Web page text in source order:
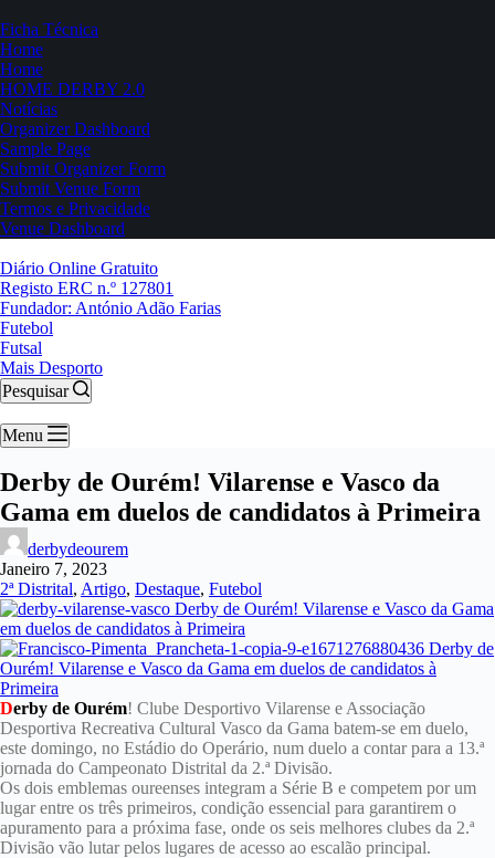
Ficha Técnica
Home
Home
HOME DERBY 2.0
Notícias
Organizer Dashboard
Sample Page
Submit Organizer Form
Submit Venue Form
Termos e Privacidade
Venue Dashboard
Diário Online Gratuito
Registo ERC n.º 127801
Fundador: António Adão Farias
Futebol
Futsal
Mais Desporto
Pesquisar
Menu
Derby de Ourém! Vilarense e Vasco da
Gama em duelos de candidatos à Primeira
derbydeourem
Janeiro 7, 2023
2ª Distrital, Artigo, Destaque, Futebol
Derby de Ourém! Clube Desportivo Vilarense e Associação
Desportiva Recreativa Cultural Vasco da Gama batem-se em duelo,
este domingo, no Estádio do Operário, num duelo a contar para a 13.ª
jornada do Campeonato Distrital da 2.ª Divisão.
Os dois emblemas oureenses integram a Série B e competem por um
lugar entre os três primeiros, condição essencial para garantirem o
apuramento para a próxima fase, onde os seis melhores clubes da 2.ª
Divisão vão lutar pelos lugares de acesso ao escalão principal.